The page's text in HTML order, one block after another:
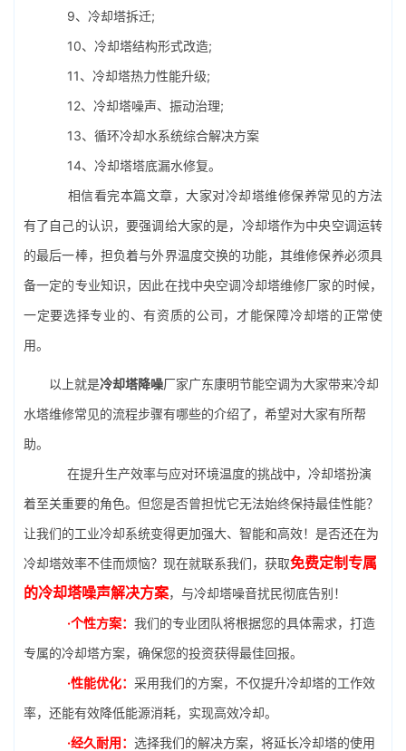
9、冷却塔拆迁;
10、冷却塔结构形式改造;
11、冷却塔热力性能升级;
12、冷却塔噪声、振动治理;
13、循环冷却水系统综合解决方案
14、冷却塔塔底漏水修复。
相信看完本篇文章，大家对冷却塔维修保养常见的方法
有了自己的认识，要强调给大家的是，冷却塔作为中央空调运转
的最后一棒，担负着与外界温度交换的功能，其维修保养必须具
备一定的专业知识，因此在找中央空调冷却塔维修厂家的时候，
一定要选择专业的、有资质的公司，才能保障冷却塔的正常使
用。
以上就是冷却塔降噪厂家广东康明节能空调为大家带来冷却
水塔维修常见的流程步骤有哪些的介绍了，希望对大家有所帮
助。
在提升生产效率与应对环境温度的挑战中，冷却塔扮演
着至关重要的角色。但您是否曾担忧它无法始终保持最佳性能？
让我们的工业冷却系统变得更加强大、智能和高效！是否还在为
冷却塔效率不佳而烦恼？现在就联系我们，获取免费定制专属
的冷却塔噪声解决方案，与冷却塔噪音扰民彻底告别！
·个性方案： 我们的专业团队将根据您的具体需求，打造
专属的冷却塔方案，确保您的投资获得最佳回报。
·性能优化： 采用我们的方案，不仅提升冷却塔的工作效
率，还能有效降低能源消耗，实现高效冷却。
·经久耐用： 选择我们的解决方案，将延长冷却塔的使用